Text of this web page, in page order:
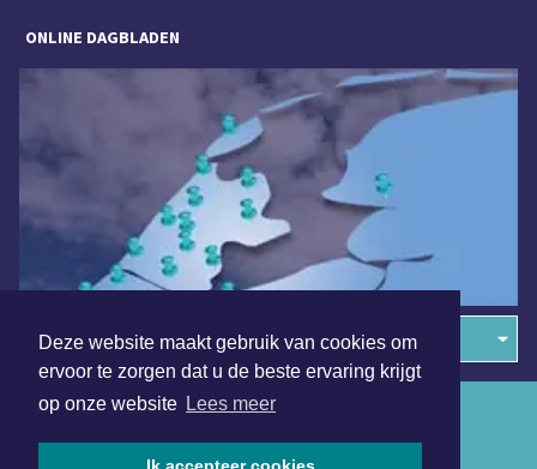
Deze website maakt gebruik van cookies om
ervoor te zorgen dat u de beste ervaring krijgt
op onze website Lees meer
ONLINE DAGBLADEN
Overige dagbladen in de regio
Algemene voorwaarden